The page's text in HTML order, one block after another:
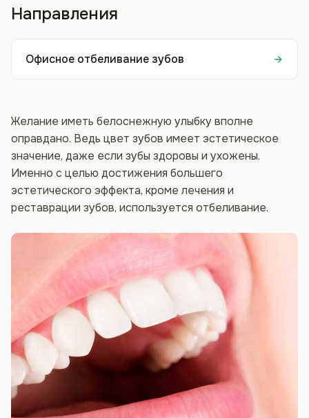
Направления
Офисное отбеливание зубов
Желание иметь белоснежную улыбку вполне
оправдано. Ведь цвет зубов имеет эстетическое
значение, даже если зубы здоровы и ухожены.
Именно с целью достижения большего
эстетического эффекта, кроме лечения и
реставрации зубов, используется отбеливание.